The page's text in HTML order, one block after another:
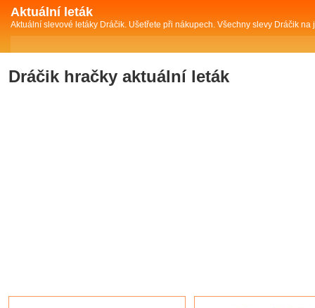
Aktuální leták
Aktuální slevové letáky Dráčik. Ušetřete při nákupech. Všechny slevy Dráčik na
Dráčik hračky aktuální leták